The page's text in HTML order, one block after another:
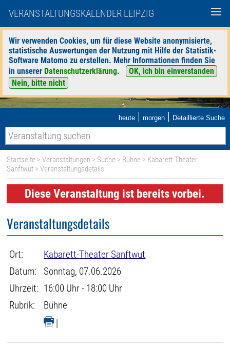
VERANSTALTUNGSKALENDER LEIPZIG
Wir verwenden Cookies, um für diese Website anonymisierte,
statistische Auswertungen der Nutzung mit Hilfe der Statistik-
Software Matomo zu erstellen. Mehr Informationen finden Sie
in unserer Datenschutzerklärung.
OK, ich bin einverstanden
Nein, bitte nicht
heute | morgen | Detaillierte Suche
Startseite >Veranstaltungen > Suche > Bühne > Kabarett-Theater
Sanftwut > Veranstaltungsdetails
Diese Veranstaltung ist bereits vorbei.
Veranstaltungsdetails
Ort:
Kabarett-Theater Sanftwut
Datum:
Sonntag, 07.06.2026
Uhrzeit: 16:00 Uhr - 18:00 Uhr
Rubrik:
Bühne
|